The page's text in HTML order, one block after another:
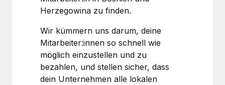
Gusto und Zero und Contractor Management
Auch im neuen Jahr wollen wir bei Remote Unternehmen
aller Größen dabei unterstützen, die beste...
Mehr erfahren
Herzegowina zu finden.
Wir kümmern uns darum, deine
Mitarbeiter:innen so schnell wie
möglich einzustellen und zu
bezahlen, und stellen sicher, dass
dein Unternehmen alle lokalen